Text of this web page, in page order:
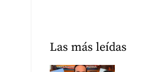
Las más leídas